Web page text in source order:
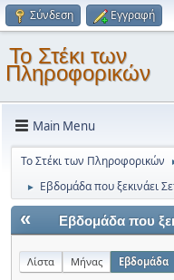
Σύνδεση Εγγραφή
Το Στέκι των
Πληροφορικών
Main Menu
Το Στέκι των Πληροφορικών
► Εβδομάδα που ξεκινάει
« Εβδομάδα που
Λίστα Μήνας Εβδομάδα